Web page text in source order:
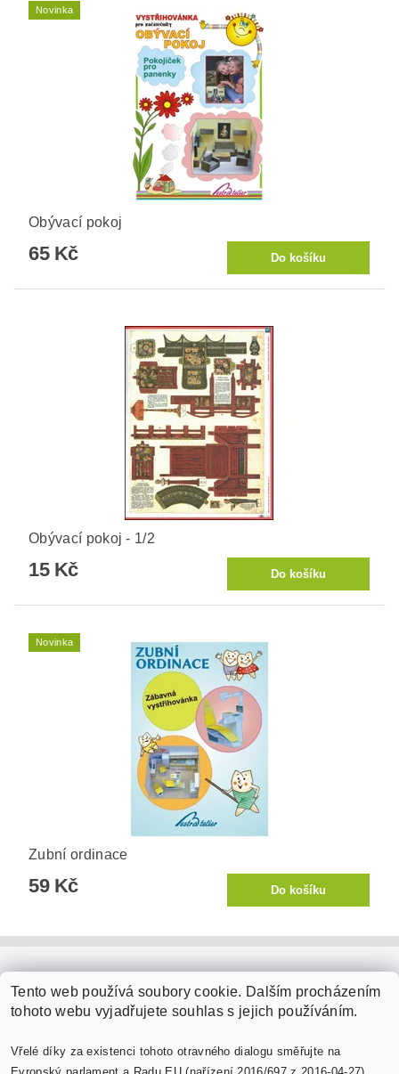
Novinka
Obývací pokoj
65 Kč
Obývací pokoj - 1/2
15 Kč
Novinka
Zubní ordinace
59 Kč
Tento web používá soubory cookie. Dalším procházením
tohoto webu vyjadřujete souhlas s jejich používáním.
Vřelé díky za existenci tohoto otravného dialogu směřujte na